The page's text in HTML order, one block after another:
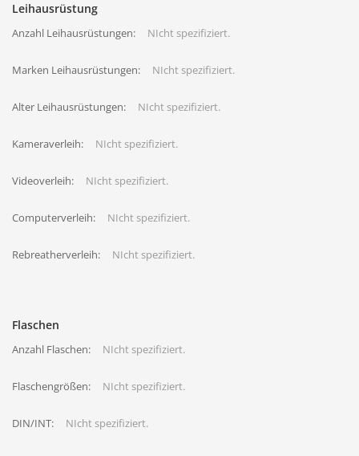
Leihausrüstung
Anzahl Leihausrüstungen: NIcht spezifiziert.
Marken Leihausrüstungen: NIcht spezifiziert.
Alter Leihausrüstungen: NIcht spezifiziert.
Kameraverleih: NIcht spezifiziert.
Videoverleih: NIcht spezifiziert.
Computerverleih: NIcht spezifiziert.
Rebreatherverleih: NIcht spezifiziert.
Flaschen
Anzahl Flaschen: NIcht spezifiziert.
Flaschengrößen: NIcht spezifiziert.
DIN/INT: NIcht spezifiziert.